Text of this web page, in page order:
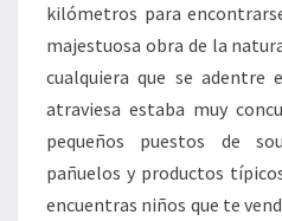
kilómetros para
majestuosa obra de la
cualquiera que se
atraviesa estaba muy
pequeños puestos de
pañuelos y productos
encuentras niños que te